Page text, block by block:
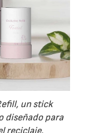
un stick
diseñado para